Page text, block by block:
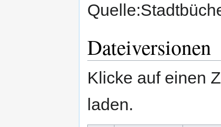
Dateiversionen
Klicke auf einen
laden.